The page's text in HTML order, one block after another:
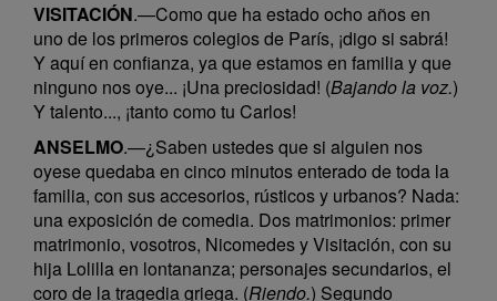
VISITACIÓN.—Como que ha estado ocho años en
uno de los primeros colegios de París, ¡digo si sabrá!
Y aquí en confianza, ya que estamos en familia y que
ninguno nos oye... ¡Una preciosidad! (Bajando la voz.)
Y talento..., ¡tanto como tu Carlos!
ANSELMO.—¿Saben ustedes que si alguien nos
oyese quedaba en cinco minutos enterado de toda la
familia, con sus accesorios, rústicos y urbanos? Nada:
una exposición de comedia. Dos matrimonios: primer
matrimonio, vosotros, Nicomedes y Visitación, con su
hija Lolilla en lontananza; personajes secundarios, el
coro de la tragedia griega. (Riendo.) Segundo